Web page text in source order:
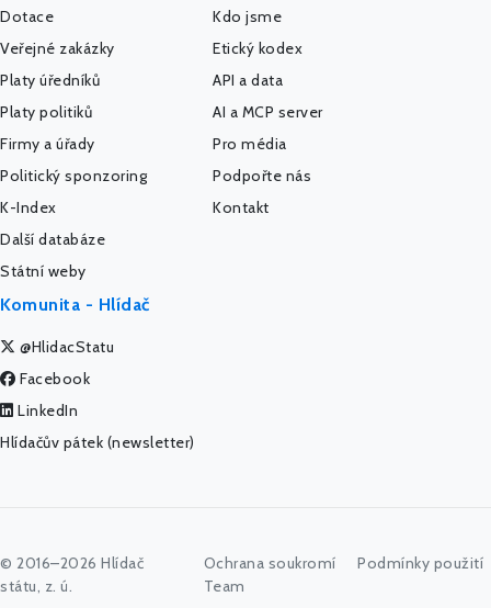
Dotace
Veřejné zakázky
Platy úředníků
Platy politiků
Firmy a úřady
Politický sponzoring
K-Index
Další databáze
Státní weby
Kdo jsme
Etický kodex
API a data
AI a MCP server
Pro média
Podpořte nás
Kontakt
Komunita - Hlídač
@HlidacStatu
Facebook
LinkedIn
Hlídačův pátek (newsletter)
© 2016–2026 Hlídač
státu, z. ú.
Ochrana soukromí
Podmínky použití
Team